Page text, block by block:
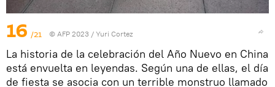
16 /21 © AFP 2023 / Yuri Cortez
La historia de la celebración del Año Nuevo en China
está envuelta en leyendas. Según una de ellas, el día
de fiesta se asocia con un terrible monstruo llamado